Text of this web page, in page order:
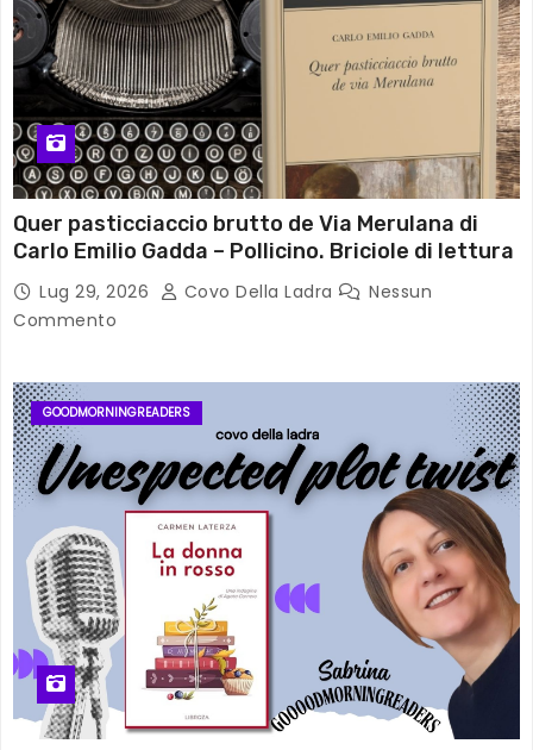
Quer pasticciaccio brutto de Via Merulana di
Carlo Emilio Gadda – Pollicino. Briciole di lettura
Lug 29, 2026 Covo Della Ladra
Nessun
Commento
GOODMORNINGREADERS